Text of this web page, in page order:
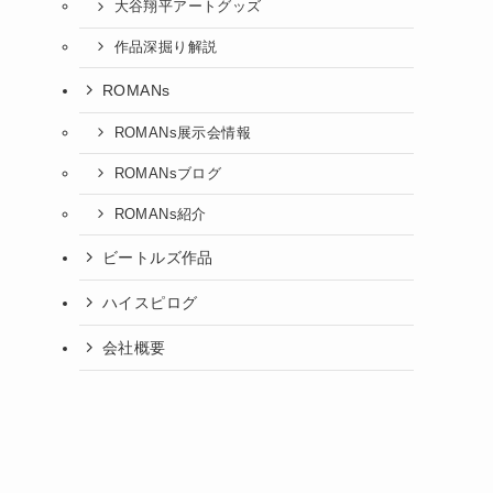
大谷翔平アートグッズ
作品深掘り解説
ROMANs
ROMANs展示会情報
ROMANsブログ
ROMANs紹介
ビートルズ作品
ハイスピログ
会社概要